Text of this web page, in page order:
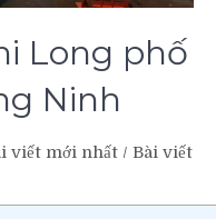
Long phố
Ninh
viết mới nhất / Bài viết